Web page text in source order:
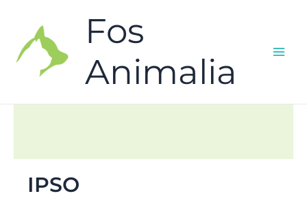
Fos
Animalia
IPSO